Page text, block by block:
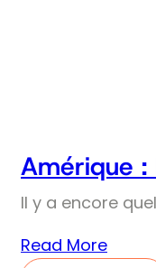
Amérique
Il y a encore
Read More